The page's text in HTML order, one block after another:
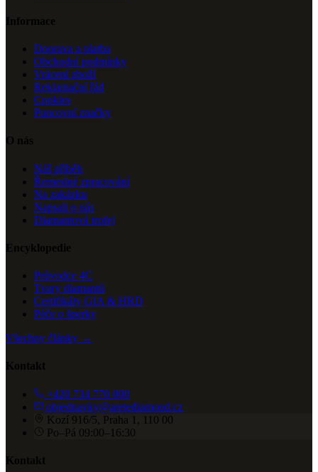
Informace
Doprava a platba
Obchodní podmínky
Vrácení zboží
Reklamační řád
Cookies
Puncovní značky
O nás
Náš příběh
Řemeslné zpracování
Na zakázku
Napsali o nás
Diamantová trofej
Encyklopedie
Průvodce 4C
Tvary diamantů
Certifikáty GIA & HRD
Péče o šperky
Všechny články →
Kontakt
+420 734 770 000
objednavky@aretediamond.cz
Kozí 916/5, Praha 1, 110 00
Po–Pá 09:00–16:30
Kontakt